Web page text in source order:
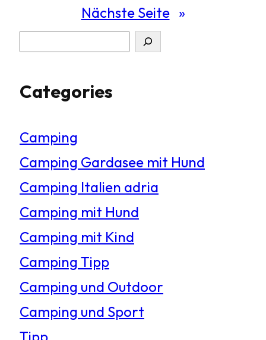
Nächste Seite »
c
e
n
Categories
Camping
Camping Gardasee mit Hund
Camping Italien adria
Camping mit Hund
Camping mit Kind
Camping Tipp
Camping und Outdoor
Camping und Sport
Tipp